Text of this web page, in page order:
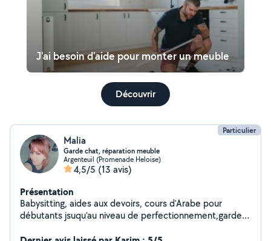
J'ai besoin d'aide pour monter un meuble
Découvrir
Particulier
Malia
Garde chat, réparation meuble
Argenteuil (Promenade Heloise)
4,5/5 (13 avis)
Présentation
Babysitting, aides aux devoirs, cours d'Arabe pour
débutants jsuqu'au niveau de perfectionnement,garde